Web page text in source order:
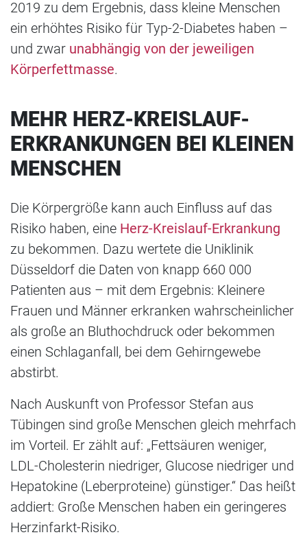
2019 zu dem Ergebnis, dass kleine Menschen
ein erhöhtes Risiko für Typ-2-Diabetes haben –
und zwar unabhängig von der jeweiligen
Körperfettmasse.
MEHR HERZ-KREISLAUF-
ERKRANKUNGEN BEI KLEINEN
MENSCHEN
Die Körpergröße kann auch Einfluss auf das
Risiko haben, eine Herz-Kreislauf-Erkrankung
zu bekommen. Dazu wertete die Uniklinik
Düsseldorf die Daten von knapp 660 000
Patienten aus – mit dem Ergebnis: Kleinere
Frauen und Männer erkranken wahrscheinlicher
als große an Bluthochdruck oder bekommen
einen Schlaganfall, bei dem Gehirngewebe
abstirbt.
Nach Auskunft von Professor Stefan aus
Tübingen sind große Menschen gleich mehrfach
im Vorteil. Er zählt auf: „Fettsäuren weniger,
LDL-Cholesterin niedriger, Glucose niedriger und
Hepatokine (Leberproteine) günstiger.“ Das heißt
addiert: Große Menschen haben ein geringeres
Herzinfarkt-Risiko.